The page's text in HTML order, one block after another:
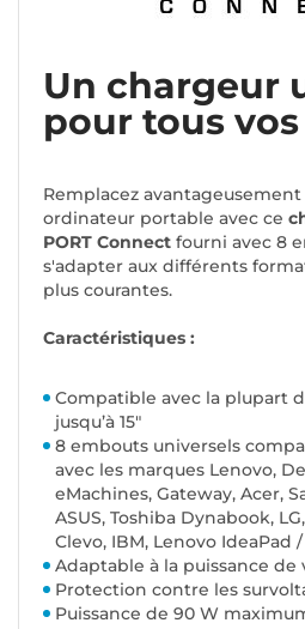
Un chargeur
pour tous
Remplacez
ordinateur portable avec ce
PORT Connect fourni avec 8
s'adapter aux différents
plus courantes.
Caractéristiques :
Compatible avec la plupart
jusqu’à 15"
8 embouts universels
avec les marques Lenovo,
eMachines, Gateway, Acer,
ASUS, Toshiba Dynabook,
Clevo, IBM, Lenovo IdeaPad
Adaptable à la puissance
Protection contre les
Puissance de 90 W